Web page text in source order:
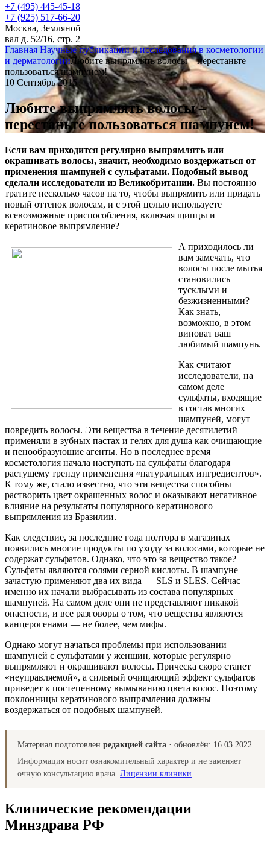
+7 (495) 445-45-18
+7 (925) 517-66-20
Москва, Земляной
вал д. 52/16, стр. 2
Главная Научные публикации и исследования в косметологии
и дерматологииЛюбите выпрямлять волосы – перестаньте
пользоваться шампунем!
10 Сентябрь 2015
Любите выпрямлять волосы –
перестаньте пользоваться шампунем!
Если вам приходится регулярно выпрямлять или
окрашивать волосы, значит, необходимо воздержаться от
применения шампуней с сульфатами. Подобный вывод
сделали исследователи из Великобритании. Вы постоянно
тратите несколько часов на то, чтобы выпрямить или придать
новый оттенок волосам, и с этой целью используете
всевозможные приспособления, включая щипцы и
кератиновое выпрямление?
А приходилось ли
вам замечать, что
волосы после мытья
становились
тусклыми и
безжизненными?
Как знать,
возможно, в этом
виноват ваш
любимый шампунь.
Как считают
исследователи, на
самом деле
сульфаты, входящие
в состав многих
шампуней, могут
повредить волосы. Эти вещества в течение десятилетий
применяли в зубных пастах и гелях для душа как очищающие
и пенообразующие агенты. Но в последнее время
косметология начала наступать на сульфаты благодаря
растущему тренду применения «натуральных ингредиентов».
К тому же, стало известно, что эти вещества способны
растворить цвет окрашенных волос и оказывают негативное
влияние на результаты популярного кератинового
выпрямления из Бразилии.
Как следствие, за последние года полтора в магазинах
появились многие продукты по уходу за волосами, которые не
содержат сульфатов. Однако, что это за вещество такое?
Сульфаты являются солями серной кислоты. В шампуне
зачастую применяют два их вида — SLS и SLES. Сейчас
именно их начали выбрасывать из состава популярных
шампуней. На самом деле они не представляют никакой
опасности, и все разговоры о том, что вещества являются
канцерогенами — не более, чем мифы.
Однако могут начаться проблемы при использовании
шампуней с сульфатами у женщин, которые регулярно
выпрямляют и окрашивают волосы. Прическа скоро станет
«неуправляемой», а сильный очищающий эффект сульфатов
приведет к постепенному вымыванию цвета волос. Поэтому
поклонницы кератинового выпрямления должны
воздержаться от подобных шампуней.
Материал подготовлен редакцией сайта · обновлён: 16.03.2022
Информация носит ознакомительный характер и не заменяет
очную консультацию врача. Лицензии клиники
Клинические рекомендации
Минздрава РФ